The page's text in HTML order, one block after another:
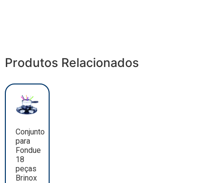
Produtos Relacionados
Conjunto
para
Fondue
18
peças
Brinox